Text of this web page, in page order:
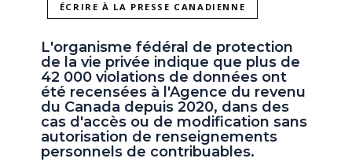
ÉCRIRE À LA PRESSE CANADIENNE
L'organisme fédéral de protection
de la vie privée indique que plus de
42 000 violations de données ont
été recensées à l'Agence du revenu
du Canada depuis 2020, dans des
cas d'accès ou de modification sans
autorisation de renseignements
personnels de contribuables.